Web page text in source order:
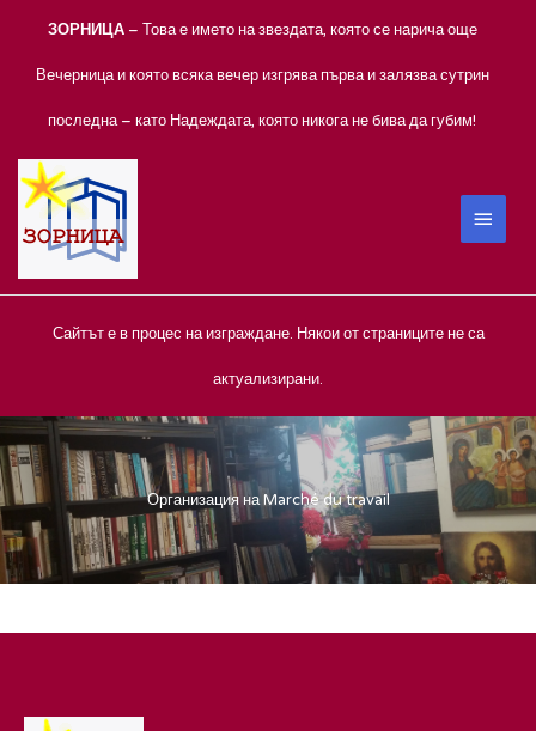
ЗОРНИЦА– Това е името на звездата, която се нарича още
Вечерница и която всяка вечер изгрява първа и залязва сутрин
последна – като Надеждата, която никога не бива да губим!
MAIN
Сайтът е в процес на изграждане. Някои от страниците не са
актуализирани.
Организация на Marché du travail